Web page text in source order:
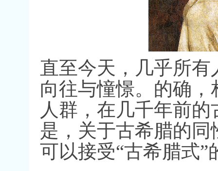
直至今天，几乎所
向往与憧憬。的确
人群，在几千年前
是，关于古希腊的
可以接受“古希腊式”